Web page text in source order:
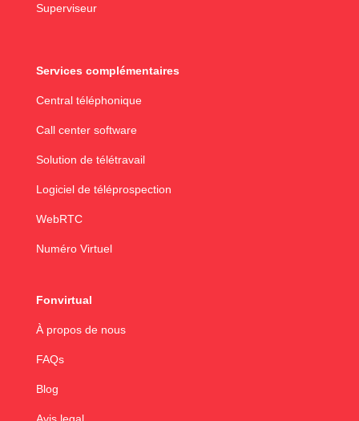
Superviseur
Services complémentaires
Central téléphonique
Call center software
Solution de télétravail
Logiciel de téléprospection
WebRTC
Numéro Virtuel
Fonvirtual
À propos de nous
FAQs
Blog